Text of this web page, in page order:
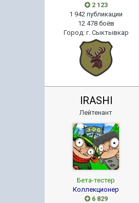
2 123
1 942 публикации
12 478 боёв
Город: г. Сыктывкар
lRASHl
Лейтенант
Бета-тестер
Коллекционер
6 829